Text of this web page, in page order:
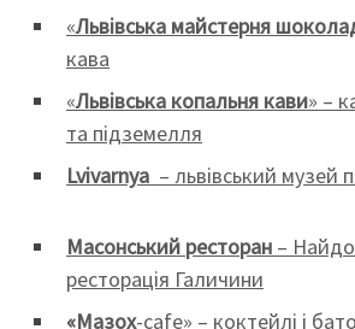
«Львівська майстерня
кава
«Львівська копальня кави» –
та підземелля
Lvivarnya – львівський музей
Масонський ресторан –
ресторація Галичини
«Мазох-cafe» – коктейлі і